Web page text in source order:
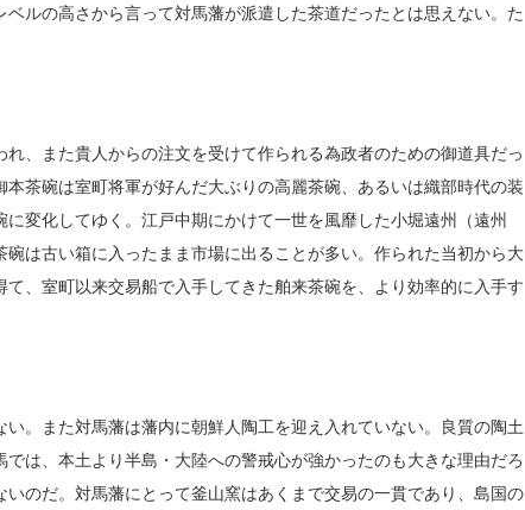
ルの高さから言って対馬藩が派遣した茶道だったとは思えない。た
、また貴人からの注文を受けて作られる為政者のための御道具だっ
茶碗は室町将軍が好んだ大ぶりの高麗茶碗、あるいは織部時代の装
変化してゆく。江戸中期にかけて一世を風靡した小堀遠州（遠州
は古い箱に入ったまま市場に出ることが多い。作られた当初から大
、室町以来交易船で入手してきた舶来茶碗を、より効率的に入手す
。また対馬藩は藩内に朝鮮人陶工を迎え入れていない。良質の陶土
は、本土より半島・大陸への警戒心が強かったのも大きな理由だろ
のだ。対馬藩にとって釜山窯はあくまで交易の一貫であり、島国の